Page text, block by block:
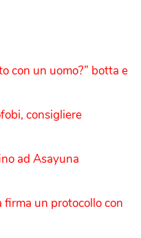
con un uomo?” botta e
consigliere
ad Asayuna
un protocollo con